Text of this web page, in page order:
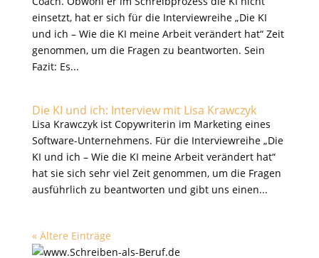
einsetzt, hat er sich für die Interviewreihe „Die KI
und ich – Wie die KI meine Arbeit verändert hat“ Zeit
genommen, um die Fragen zu beantworten. Sein
Fazit: Es...
Die KI und ich: Interview mit Lisa Krawczyk
Lisa Krawczyk ist Copywriterin im Marketing eines
Software-Unternehmens. Für die Interviewreihe „Die
KI und ich – Wie die KI meine Arbeit verändert hat“
hat sie sich sehr viel Zeit genommen, um die Fragen
ausführlich zu beantworten und gibt uns einen...
« Ältere Einträge